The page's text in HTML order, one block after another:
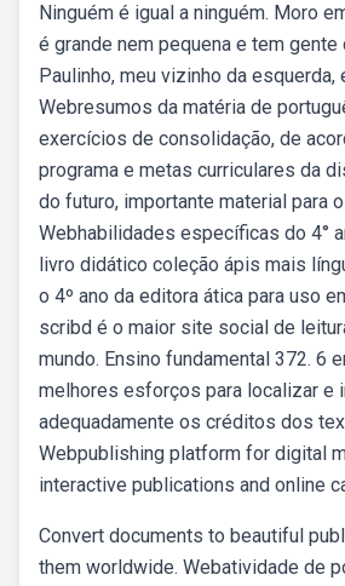
Ninguém é igual a ninguém. Moro
é grande nem pequena e tem gente
Paulinho, meu vizinho da esquerda,
Webresumos da matéria de
exercícios de consolidação, de
programa e metas curriculares da
do futuro, importante material para
Webhabilidades específicas do 4°
livro didático coleção ápis mais
o 4º ano da editora ática para uso
scribd é o maior site social de
mundo. Ensino fundamental 372. 6
melhores esforços para localizar e
adequadamente os créditos dos
Webpublishing platform for digital
interactive publications and online
Convert documents to beautiful
them worldwide. Webatividade de